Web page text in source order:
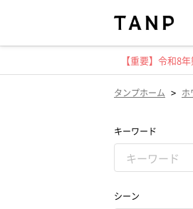
【重要】令和8
タンプホーム > ホ
キーワード
シーン